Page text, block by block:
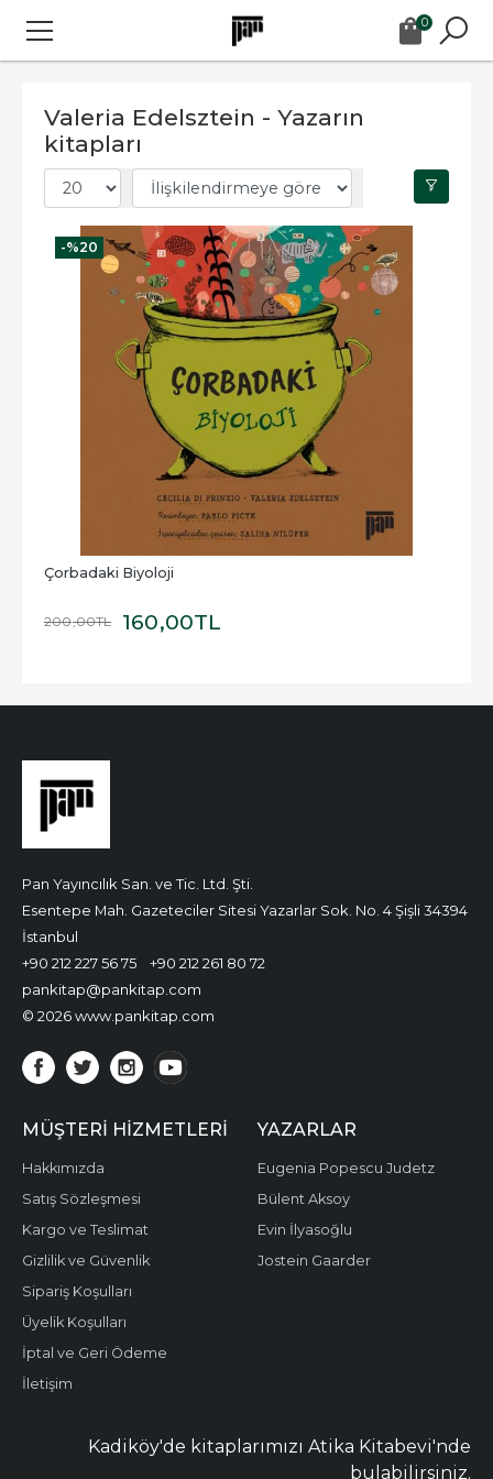
0
Valeria Edelsztein - Yazarın
kitapları
-%20
Çorbadaki Biyoloji
200,00TL 160,00TL
Pan Yayıncılık San. ve Tic. Ltd. Şti.
Esentepe Mah. Gazeteciler Sitesi Yazarlar Sok. No. 4 Şişli 34394
İstanbul
+90 212 227 56 75
+90 212 261 80 72
pankitap@pankitap.com
© 2026 www.pankitap.com
MÜŞTERI HIZMETLERI
Hakkımızda
Satış Sözleşmesi
Kargo ve Teslimat
Gizlilik ve Güvenlik
Sipariş Koşulları
Üyelik Koşulları
İptal ve Geri Ödeme
İletişim
YAZARLAR
Eugenia Popescu Judetz
Bülent Aksoy
Evin İlyasoğlu
Jostein Gaarder
Kadiköy'de kitaplarımızı Atika Kitabevi'nde
bulabilirsiniz.